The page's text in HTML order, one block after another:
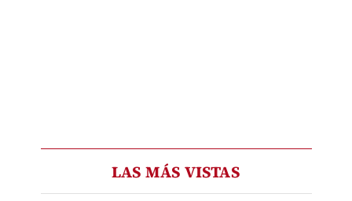
LAS MÁS VISTAS